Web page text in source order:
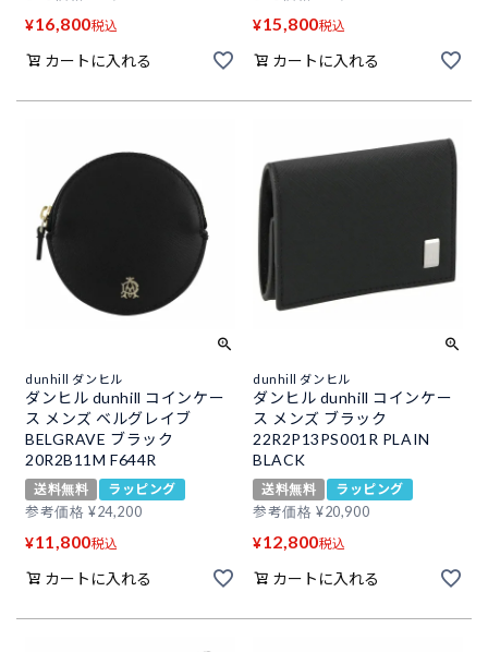
¥16,800税込
カートに入れる
¥15,800税込
カートに入れる
dunhill ダンヒル
ダンヒル dunhill コインケー
ス メンズ ベルグレイブ
BELGRAVE ブラック
20R2B11M F644R
送料無料
ラッピング
参考価格 ¥24,200
¥11,800税込
カートに入れる
dunhill ダンヒル
ダンヒル dunhill コインケー
ス メンズ ブラック
22R2P13PS001R PLAIN
BLACK
送料無料
ラッピング
参考価格 ¥20,900
¥12,800税込
カートに入れる